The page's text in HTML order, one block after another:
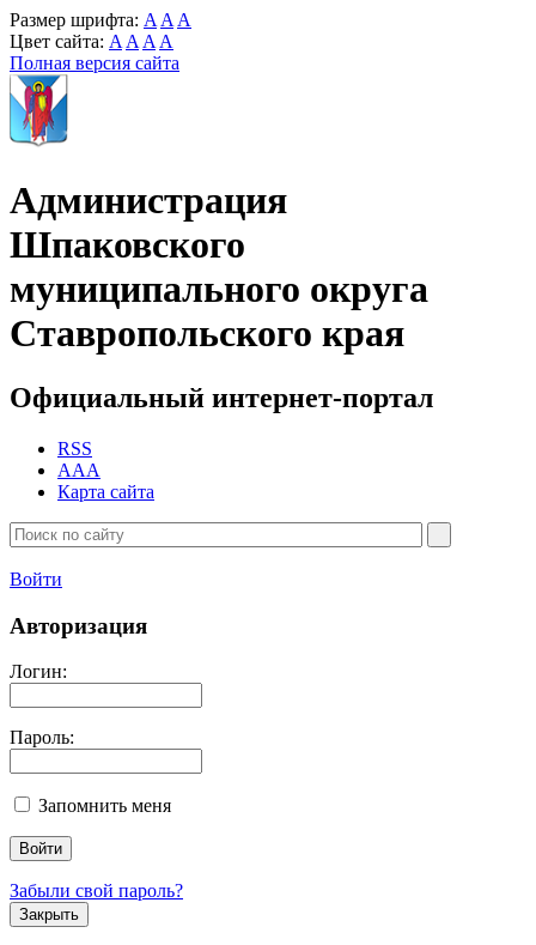
Размер шрифта: A A A
Цвет сайта: A A A A
Полная версия сайта
Администрация
Шпаковского
муниципального округа
Ставропольского края
Официальный интернет-портал
RSS
AAA
Карта сайта
Войти
Авторизация
Логин:
Пароль:
Запомнить меня
Забыли свой пароль?
Закрыть